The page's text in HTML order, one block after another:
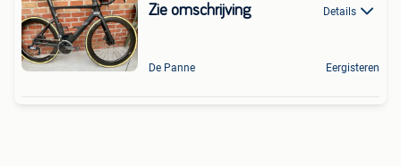
Zie omschrijving Details
De Panne Eergisteren